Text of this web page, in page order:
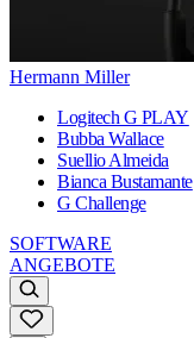
Hermann Miller
Logitech G PLAY
Bubba Wallace
Suellio Almeida
Bianca Bustamante
G Challenge
SOFTWARE
ANGEBOTE